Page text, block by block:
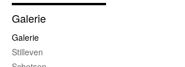
Galerie
Galerie
Stilleven